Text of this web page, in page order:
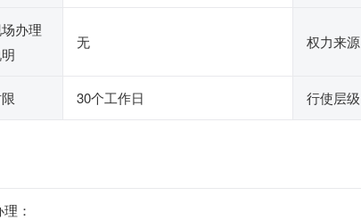
办理
无 权力来源
30个工作日 行使层级
：